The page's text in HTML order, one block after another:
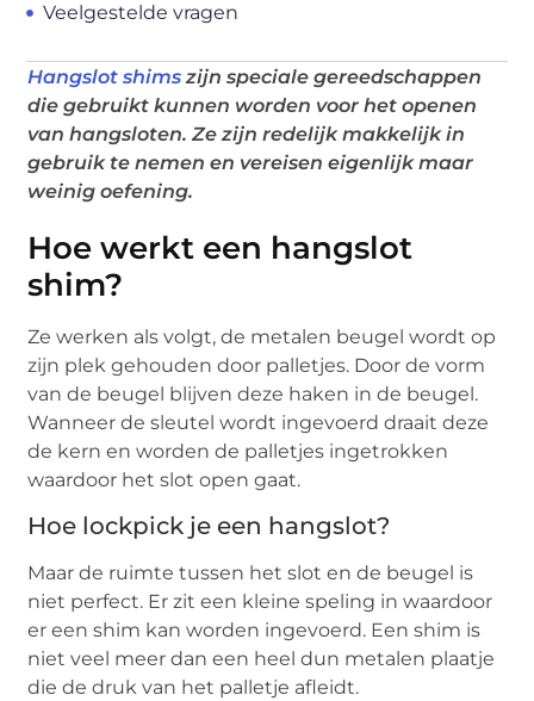
Veelgestelde vragen
Hangslot shimszijn speciale gereedschappen
die gebruikt kunnen worden voor het openen
van hangsloten. Ze zijn redelijk makkelijk in
gebruik te nemen en vereisen eigenlijk maar
weinig oefening.
Hoe werkt een hangslot
shim?
Ze werken als volgt, de metalen beugel wordt op
zijn plek gehouden door palletjes. Door de vorm
van de beugel blijven deze haken in de beugel.
Wanneer de sleutel wordt ingevoerd draait deze
de kern en worden de palletjes ingetrokken
waardoor het slot open gaat.
Hoe lockpick je een hangslot?
Maar de ruimte tussen het slot en de beugel is
niet perfect. Er zit een kleine speling in waardoor
er een shim kan worden ingevoerd. Een shim is
niet veel meer dan een heel dun metalen plaatje
die de druk van het palletje afleidt.